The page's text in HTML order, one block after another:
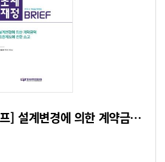
[조세·재정 브리프] 설계변경에 의한 계약금액 조정제도에 관한 소고